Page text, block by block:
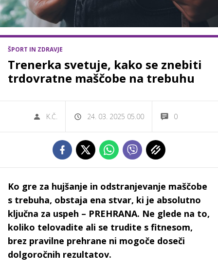
ŠPORT IN ZDRAVJE
Trenerka svetuje, kako se znebiti
trdovratne maščobe na trebuhu
K.Č. 24. 03. 2025 05.00 0
Ko gre za hujšanje in odstranjevanje maščobe
s trebuha, obstaja ena stvar, ki je absolutno
ključna za uspeh – PREHRANA. Ne glede na to,
koliko telovadite ali se trudite s fitnesom,
brez pravilne prehrane ni mogoče doseči
dolgoročnih rezultatov.